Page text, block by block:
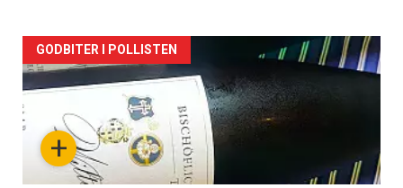
Forsiden
akkurat
nå+
GODBITER I POLLISTEN